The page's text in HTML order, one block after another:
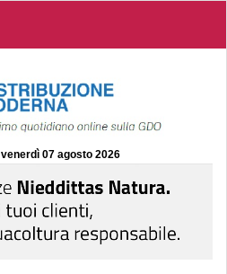
venerdì 07 agosto 2026